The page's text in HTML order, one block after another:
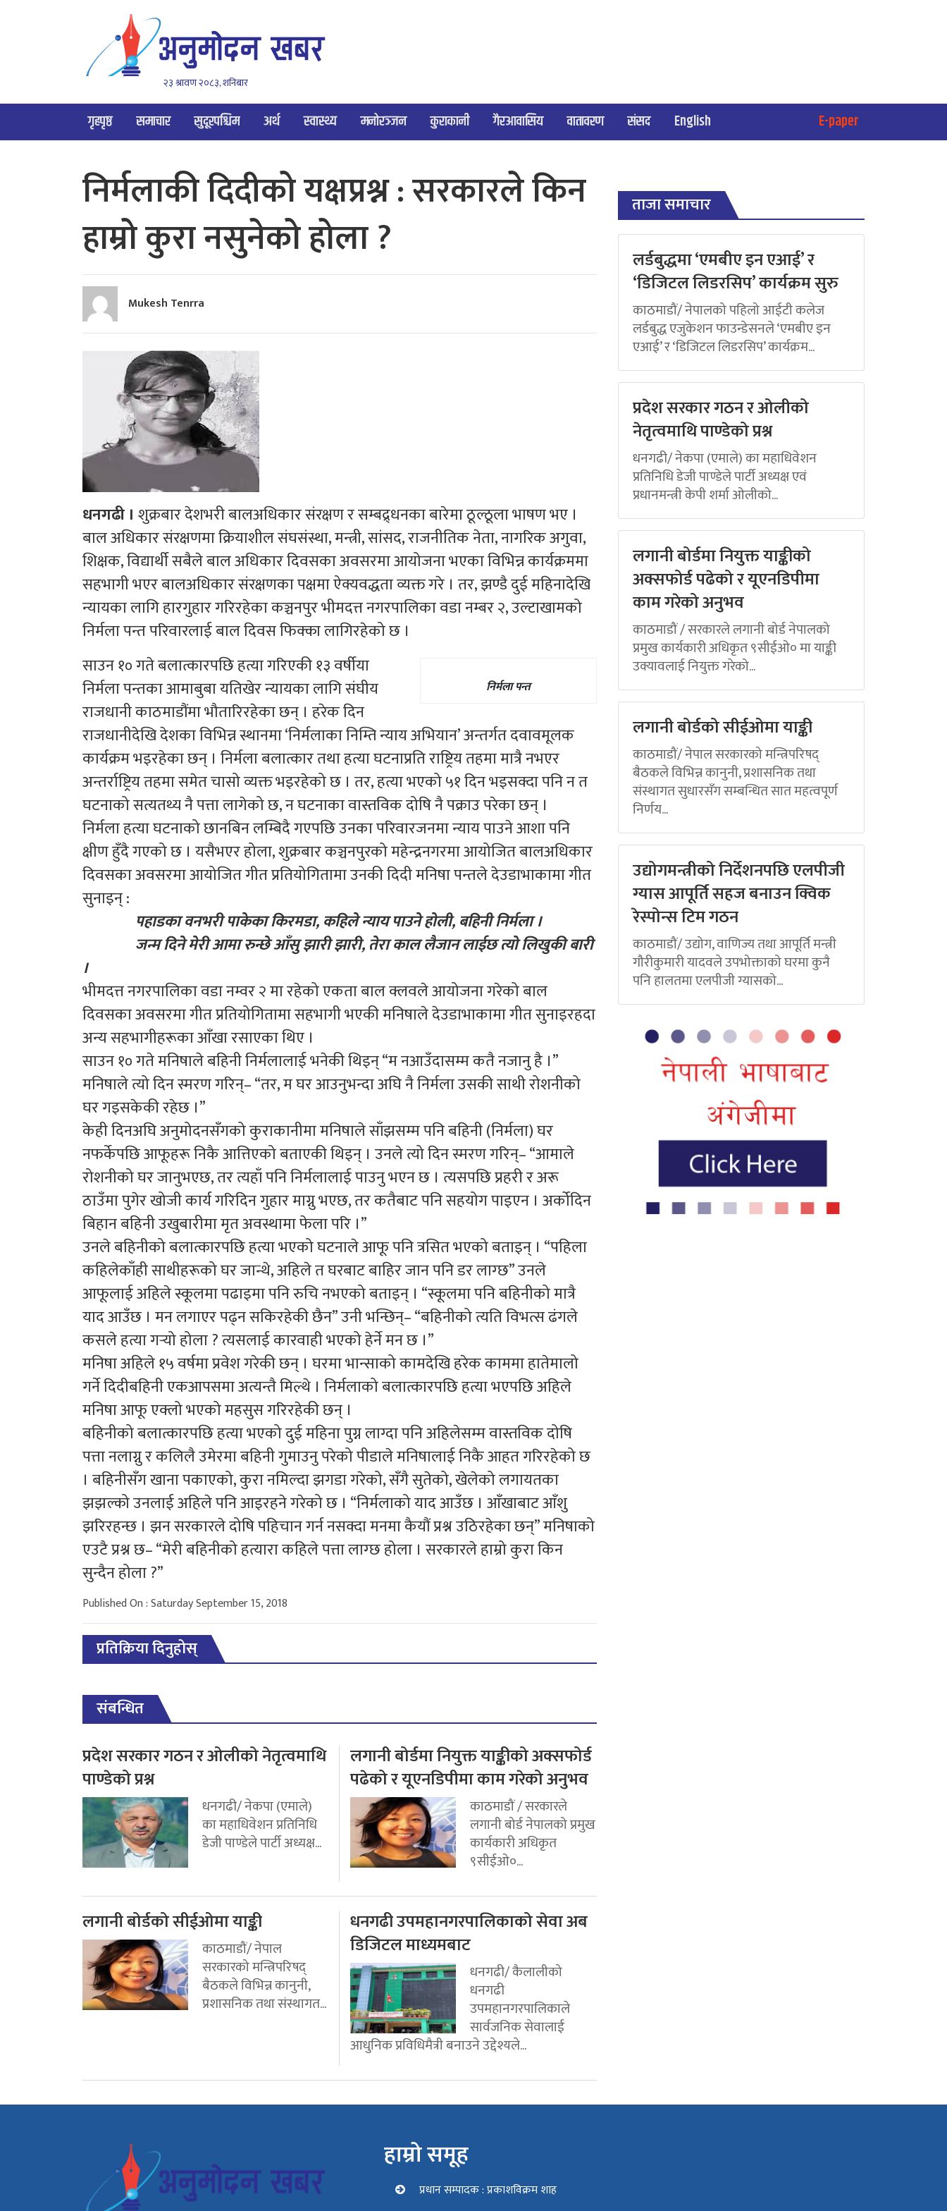
२३ श्रावण २०८३, शनिबार
गृहपृष्ठ समाचार सुदूरपश्चिम अर्थ स्वास्थ्य मनोरञ्जन कुराकानी गैरआवासिय वातावरण संसद English E-paper
निर्मलाकी दिदीको यक्षप्रश्न : सरकारले किन
हाम्रो कुरा नसुनेको होला ?
Mukesh Tenrra
धनगढी । शुक्रबार देशभरी बालअधिकार संरक्षण र सम्बद्र्धनका बारेमा ठूल्ठूला भाषण भए ।
बाल अधिकार संरक्षणमा क्रियाशील संघसंस्था, मन्त्री, सांसद, राजनीतिक नेता, नागरिक अगुवा,
शिक्षक, विद्यार्थी सबैले बाल अधिकार दिवसका अवसरमा आयोजना भएका विभिन्न कार्यक्रममा
सहभागी भएर बालअधिकार संरक्षणका पक्षमा ऐक्यवद्धता व्यक्त गरे । तर, झण्डै दुई महिनादेखि
न्यायका लागि हारगुहार गरिरहेका कञ्चनपुर भीमदत्त नगरपालिका वडा नम्बर २, उल्टाखामको
निर्मला पन्त परिवारलाई बाल दिवस फिक्का लागिरहेको छ ।
निर्मला पन्त
साउन १० गते बलात्कारपछि हत्या गरिएकी १३ वर्षीया
निर्मला पन्तका आमाबुबा यतिखेर न्यायका लागि संघीय
राजधानी काठमाडौंमा भौतारिरहेका छन् । हरेक दिन
राजधानीदेखि देशका विभिन्न स्थानमा ‘निर्मलाका निम्ति न्याय अभियान’ अन्तर्गत दवावमूलक
कार्यक्रम भइरहेका छन् । निर्मला बलात्कार तथा हत्या घटनाप्रति राष्ट्रिय तहमा मात्रै नभएर
अन्तर्राष्ट्रिय तहमा समेत चासो व्यक्त भइरहेको छ । तर, हत्या भएको ५१ दिन भइसक्दा पनि न त
घटनाको सत्यतथ्य नै पत्ता लागेको छ, न घटनाका वास्तविक दोषि नै पक्राउ परेका छन् ।
निर्मला हत्या घटनाको छानबिन लम्बिदै गएपछि उनका परिवारजनमा न्याय पाउने आशा पनि
क्षीण हुँदै गएको छ । यसैभएर होला, शुक्रबार कञ्चनपुरको महेन्द्रनगरमा आयोजित बालअधिकार
दिवसका अवसरमा आयोजित गीत प्रतियोगितामा उनकी दिदी मनिषा पन्तले देउडाभाकामा गीत
सुनाइन् :
पहाडका वनभरी पाकेका किरमडा, कहिले न्याय पाउने होली, बहिनी निर्मला ।
जन्म दिने मेरी आमा रुन्छे आँसु झारी झारी, तेरा काल लैजान लाईछ त्यो लिखुकी बारी
।
भीमदत्त नगरपालिका वडा नम्वर २ मा रहेको एकता बाल क्लवले आयोजना गरेको बाल
दिवसका अवसरमा गीत प्रतियोगितामा सहभागी भएकी मनिषाले देउडाभाकामा गीत सुनाइरहदा
अन्य सहभागीहरूका आँखा रसाएका थिए ।
साउन १० गते मनिषाले बहिनी निर्मलालाई भनेकी थिइन् “म नआउँदासम्म कतै नजानु है ।”
मनिषाले त्यो दिन स्मरण गरिन्– “तर, म घर आउनुभन्दा अघि नै निर्मला उसकी साथी रोशनीको
घर गइसकेकी रहेछ ।”
केही दिनअघि अनुमोदनसँगको कुराकानीमा मनिषाले साँझसम्म पनि बहिनी (निर्मला) घर
नफर्केपछि आफूहरू निकै आत्तिएको बताएकी थिइन् । उनले त्यो दिन स्मरण गरिन्– “आमाले
रोशनीको घर जानुभएछ, तर त्यहाँ पनि निर्मलालाई पाउनु भएन छ । त्यसपछि प्रहरी र अरू
ठाउँमा पुगेर खोजी कार्य गरिदिन गुहार माग्नु भएछ, तर कतैबाट पनि सहयोग पाइएन । अर्कोदिन
बिहान बहिनी उखुबारीमा मृत अवस्थामा फेला परि ।”
उनले बहिनीको बलात्कारपछि हत्या भएको घटनाले आफू पनि त्रसित भएको बताइन् । “पहिला
कहिलेकाँही साथीहरूको घर जान्थे, अहिले त घरबाट बाहिर जान पनि डर लाग्छ” उनले
आफूलाई अहिले स्कूलमा पढाइमा पनि रुचि नभएको बताइन् । “स्कूलमा पनि बहिनीको मात्रै
याद आउँछ । मन लगाएर पढ्न सकिरहेकी छैन” उनी भन्छिन्– “बहिनीको त्यति विभत्स ढंगले
कसले हत्या गर्‍यो होला ? त्यसलाई कारवाही भएको हेर्ने मन छ ।”
मनिषा अहिले १५ वर्षमा प्रवेश गरेकी छन् । घरमा भान्साको कामदेखि हरेक काममा हातेमालो
गर्ने दिदीबहिनी एकआपसमा अत्यन्तै मिल्थे । निर्मलाको बलात्कारपछि हत्या भएपछि अहिले
मनिषा आफू एक्लो भएको महसुस गरिरहेकी छन् ।
बहिनीको बलात्कारपछि हत्या भएको दुई महिना पुग्न लाग्दा पनि अहिलेसम्म वास्तविक दोषि
पत्ता नलाग्नु र कलिलै उमेरमा बहिनी गुमाउनु परेको पीडाले मनिषालाई निकै आहत गरिरहेको छ
। बहिनीसँग खाना पकाएको, कुरा नमिल्दा झगडा गरेको, सँगै सुतेको, खेलेको लगायतका
झझल्को उनलाई अहिले पनि आइरहने गरेको छ । “निर्मलाको याद आउँछ । आँखाबाट आँशु
झरिरहन्छ । झन सरकारले दोषि पहिचान गर्न नसक्दा मनमा कैयौं प्रश्न उठिरहेका छन्” मनिषाको
एउटै प्रश्न छ– “मेरी बहिनीको हत्यारा कहिले पत्ता लाग्छ होला । सरकारले हाम्रो कुरा किन
सुन्दैन होला ?”
Published On : Saturday September 15, 2018
प्रतिक्रिया दिनुहोस्
संबन्धित
प्रदेश सरकार गठन र ओलीको नेतृत्वमाथि
पाण्डेको प्रश्न
धनगढी/ नेकपा (एमाले)
का महाधिवेशन प्रतिनिधि
डेजी पाण्डेले पार्टी अध्यक्ष...
लगानी बोर्डमा नियुक्त याङ्कीको अक्सफोर्ड
पढेको र यूएनडिपीमा काम गरेको अनुभव
काठमाडौं / सरकारले
लगानी बोर्ड नेपालको प्रमुख
कार्यकारी अधिकृत
९सीईओ०...
लगानी बोर्डको सीईओमा याङ्की
काठमाडौं/ नेपाल
सरकारको मन्त्रिपरिषद्
बैठकले विभिन्न कानुनी,
प्रशासनिक तथा संस्थागत...
धनगढी उपमहानगरपालिकाको सेवा अब
डिजिटल माध्यमबाट
धनगढी/ कैलालीको
धनगढी
उपमहानगरपालिकाले
सार्वजनिक सेवालाई
आधुनिक प्रविधिमैत्री बनाउने उद्देश्यले...
ताजा समाचार
लर्डबुद्धमा ‘एमबीए इन एआई’ र
‘डिजिटल लिडरसिप’ कार्यक्रम सुरु
काठमाडौं/ नेपालको पहिलो आईटी कलेज
लर्डबुद्ध एजुकेशन फाउन्डेसनले ‘एमबीए इन
एआई’ र ‘डिजिटल लिडरसिप’ कार्यक्रम...
प्रदेश सरकार गठन र ओलीको
नेतृत्वमाथि पाण्डेको प्रश्न
धनगढी/ नेकपा (एमाले) का महाधिवेशन
प्रतिनिधि डेजी पाण्डेले पार्टी अध्यक्ष एवं
प्रधानमन्त्री केपी शर्मा ओलीको...
लगानी बोर्डमा नियुक्त याङ्कीको
अक्सफोर्ड पढेको र यूएनडिपीमा
काम गरेको अनुभव
काठमाडौं / सरकारले लगानी बोर्ड नेपालको
प्रमुख कार्यकारी अधिकृत ९सीईओ० मा याङ्की
उक्यावलाई नियुक्त गरेको...
लगानी बोर्डको सीईओमा याङ्की
काठमाडौं/ नेपाल सरकारको मन्त्रिपरिषद्
बैठकले विभिन्न कानुनी, प्रशासनिक तथा
संस्थागत सुधारसँग सम्बन्धित सात महत्वपूर्ण
निर्णय...
उद्योगमन्त्रीको निर्देशनपछि एलपीजी
ग्यास आपूर्ति सहज बनाउन क्विक
रेस्पोन्स टिम गठन
काठमाडौं/ उद्योग, वाणिज्य तथा आपूर्ति मन्त्री
गौरीकुमारी यादवले उपभोक्ताको घरमा कुनै
पनि हालतमा एलपीजी ग्यासको...
हाम्रो समूह
प्रधान सम्पादक : प्रकाशविक्रम शाह